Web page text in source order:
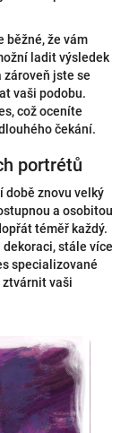
běžné, že vám
ladit výsledek
zároveň jste se
vaši podobu.
což oceníte
čekání.
portrétů
době znovu velký
a osobitou
téměř každý.
stále více
specializované
ztvárnit vaši